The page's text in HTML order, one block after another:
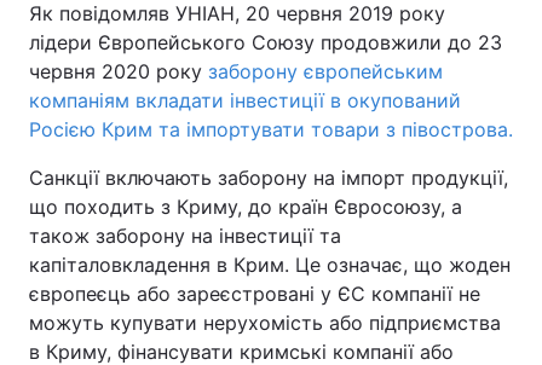
Як повідомляв УНІАН, 20 червня 2019 року
лідери Європейського Союзу продовжили до 23
червня 2020 року заборону європейським
компаніям вкладати інвестиції в окупований
Росією Крим та імпортувати товари з півострова.
Санкції включають заборону на імпорт продукції,
що походить з Криму, до країн Євросоюзу, а
також заборону на інвестиції та
капіталовкладення в Крим. Це означає, що жоден
європеєць або зареєстровані у ЄС компанії не
можуть купувати нерухомість або підприємства
в Криму, фінансувати кримські компанії або